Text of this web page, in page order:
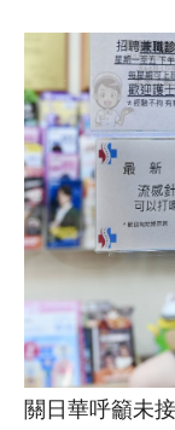
關日華呼籲未